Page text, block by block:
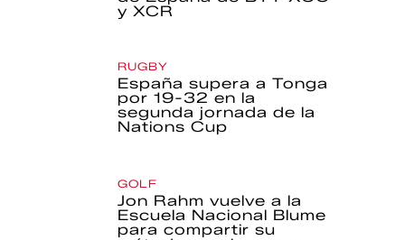
y XCR
RUGBY
España supera a Tonga
por 19-32 en la
segunda jornada de la
Nations Cup
GOLF
Jon Rahm vuelve a la
Escuela Nacional Blume
para compartir su